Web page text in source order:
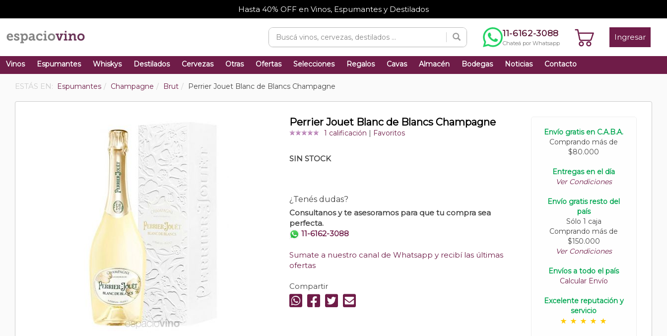
Hasta 40% OFF en Vinos, Espumantes y Destilados
11-6162-3088
Chateá por Whatsapp
Ingresar
Vinos Espumantes Whiskys Destilados Cervezas Otras Ofertas Selecciones Regalos Cavas Almacén Bodegas Noticias Contacto
ESTÁS EN: Espumantes Champagne Brut Perrier Jouet Blanc de Blancs Champagne
Perrier Jouet Blanc de Blancs Champagne
1 calificación Favoritos
SIN STOCK
¿Tenés dudas?
Consultanos y te asesoramos para que tu compra sea
perfecta.
11-6162-3088
Sumate a nuestro canal de Whatsapp y recibí las últimas
ofertas
Compartir
Envío gratis en C.A.B.A.
Comprando más de
$80.000
Entregas en el día
Ver Condiciones
Envío gratis resto del
país
Sólo 1 caja
Comprando más de
$150.000
Ver Condiciones
Envíos a todo el país
Calcular Envío
Excelente reputación y
servicio